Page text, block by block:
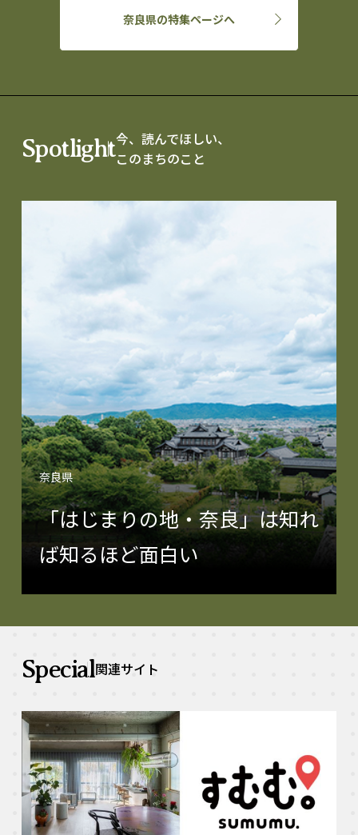
奈良県の特集ページへ
Spotlight今、読んでほしい、
このまちのこと
奈良県
「はじまりの地・奈良」は知れ
ば知るほど面白い
Special関連サイト